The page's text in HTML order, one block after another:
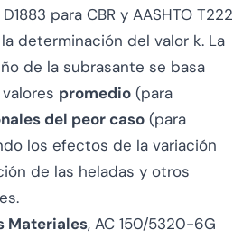
para CBR y AASHTO T222
la determinación del valor k. La
de la subrasante se basa
promedio (para
del peor caso (para
los efectos de la variación
de las heladas y otros
Materiales, AC 150/5320-6G